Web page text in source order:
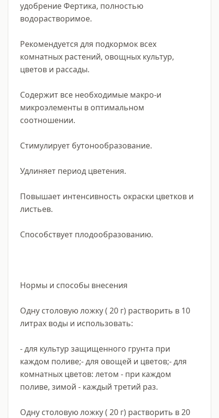
удобрение Фертика, полностью
водорастворимое.
Рекомендуется для подкормок всех
комнатных растений, овощных культур,
цветов и рассады.
Содержит все необходимые макро-и
микроэлементы в оптимальном
соотношении.
Стимулирует бутонообразование.
Удлиняет период цветения.
Повышает интенсивность окраски цветков и
листьев.
Способствует плодообразованию.
Нормы и способы внесения
Одну столовую ложку ( 20 г) растворить в 10
литрах воды и использовать:
- для культур защищенного грунта при
каждом поливе;- для овощей и цветов;- для
комнатных цветов: летом - при каждом
поливе, зимой - каждый третий раз.
Одну столовую ложку ( 20 г) растворить в 20